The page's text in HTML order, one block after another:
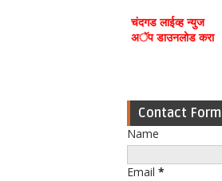
चंदगड लाईव्ह न्युज
अॅप डाउनलोड करा
Contact Form
Name
Email *